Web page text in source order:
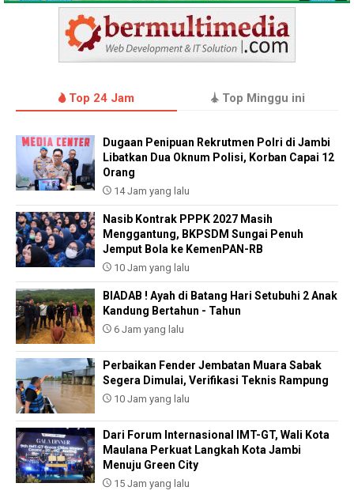
Top 24 Jam Top Minggu ini
Dugaan Penipuan Rekrutmen Polri di Jambi
Libatkan Dua Oknum Polisi, Korban Capai 12
Orang
14 Jam yang lalu
Nasib Kontrak PPPK 2027 Masih
Menggantung, BKPSDM Sungai Penuh
Jemput Bola ke KemenPAN-RB
10 Jam yang lalu
BIADAB ! Ayah di Batang Hari Setubuhi 2 Anak
Kandung Bertahun - Tahun
6 Jam yang lalu
Perbaikan Fender Jembatan Muara Sabak
Segera Dimulai, Verifikasi Teknis Rampung
10 Jam yang lalu
Dari Forum Internasional IMT-GT, Wali Kota
Maulana Perkuat Langkah Kota Jambi
Menuju Green City
15 Jam yang lalu